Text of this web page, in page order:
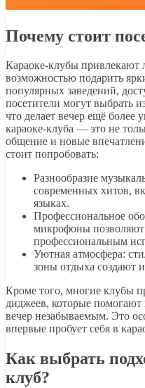
Почему стоит
Караоке-клубы привлекают
возможностью подарить
популярных заведений,
посетители могут выбрать
что делает вечер ещё
караоке-клуба — это не
общение и новые
стоит попробовать:
Разнообразие
современных хитов,
языках.
Профессиональное
микрофоны позволяют
профессиональным
Уютная атмосфера:
зоны отдыха создают
Кроме того, многие клубы
диджеев, которые помогают
вечер незабываемым. Это
впервые пробует себя в
Как выбрать
клуб?